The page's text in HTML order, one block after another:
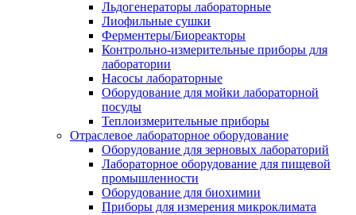
Льдогенераторы лабораторные
Лиофильные сушки
Ферментеры/Биореакторы
Контрольно-измерительные приборы для
лаборатории
Насосы лабораторные
Оборудование для мойки лабораторной
посуды
Теплоизмерительные приборы
Отраслевое лабораторное оборудование
Оборудование для зерновых лабораторий
Лабораторное оборудование для пищевой
промышленности
Оборудование для биохимии
Приборы для измерения микроклимата